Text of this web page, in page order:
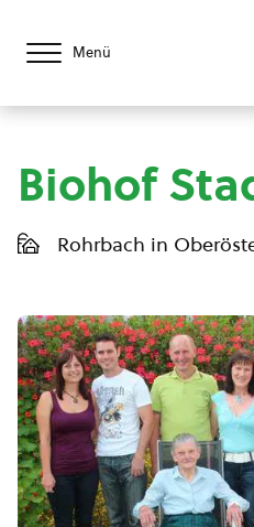
Menü
Biohof
Rohrbach in